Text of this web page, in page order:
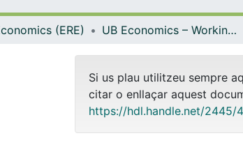
(ERE) UB Economics – Working Papers [ERE]
Si us plau utilitzeu sempre
citar o enllaçar aquest
https://hdl.handle.net/2445/